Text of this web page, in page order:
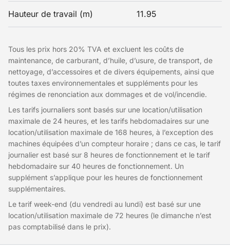
Hauteur de travail (m) 11.95
Tous les prix hors 20% TVA et excluent les coûts de
maintenance, de carburant, d’huile, d’usure, de transport, de
nettoyage, d’accessoires et de divers équipements, ainsi que
toutes taxes environnementales et suppléments pour les
régimes de renonciation aux dommages et de vol/incendie.
Les tarifs journaliers sont basés sur une location/utilisation
maximale de 24 heures, et les tarifs hebdomadaires sur une
location/utilisation maximale de 168 heures, à l’exception des
machines équipées d’un compteur horaire ; dans ce cas, le tarif
journalier est basé sur 8 heures de fonctionnement et le tarif
hebdomadaire sur 40 heures de fonctionnement. Un
supplément s’applique pour les heures de fonctionnement
supplémentaires.
Le tarif week-end (du vendredi au lundi) est basé sur une
location/utilisation maximale de 72 heures (le dimanche n’est
pas comptabilisé dans le prix).